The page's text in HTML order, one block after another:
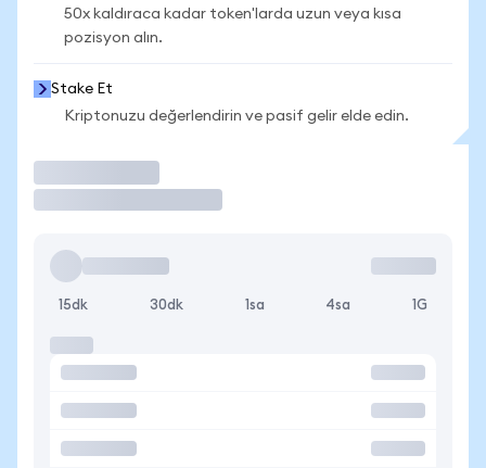
50x kaldıraca kadar token'larda uzun veya kısa
pozisyon alın.
Stake Et
Kriptonuzu değerlendirin ve pasif gelir elde edin.
15dk 30dk 1sa 4sa 1G